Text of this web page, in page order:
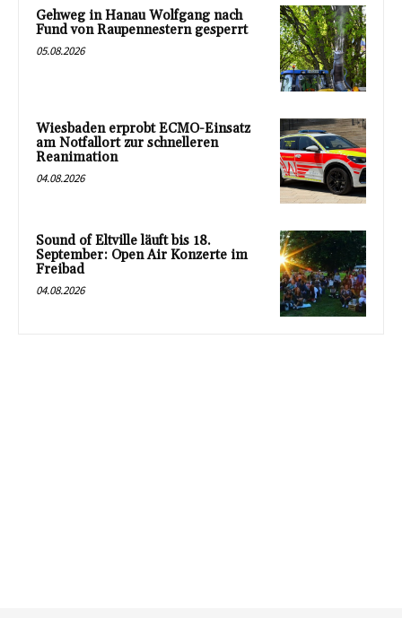
Gehweg in Hanau Wolfgang nach
Fund von Raupennestern gesperrt
05.08.2026
Wiesbaden erprobt ECMO-Einsatz
am Notfallort zur schnelleren
Reanimation
04.08.2026
Sound of Eltville läuft bis 18.
September: Open Air Konzerte im
Freibad
04.08.2026